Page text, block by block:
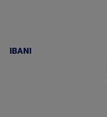
IBANI